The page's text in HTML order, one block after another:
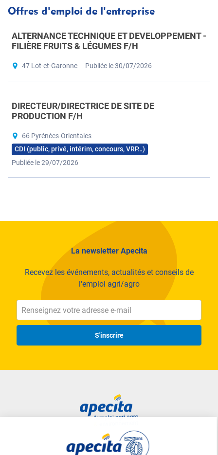
Offres d'emploi de l'entreprise
ALTERNANCE TECHNIQUE ET DEVELOPPEMENT -
FILIÈRE FRUITS & LÉGUMES F/H
47 Lot-et-Garonne Publiée le 30/07/2026
DIRECTEUR/DIRECTRICE DE SITE DE
PRODUCTION F/H
66 Pyrénées-Orientales
CDI (public, privé, intérim, concours, VRP…)
Publiée le 29/07/2026
La newsletter Apecita
Recevez les événements, actualités et conseils de
l'emploi agri/agro
S'inscrire